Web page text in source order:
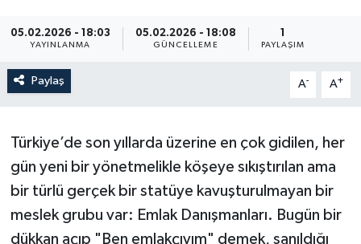
05.02.2026 - 18:03
YAYINLANMA
05.02.2026 - 18:08
GÜNCELLEME
1
PAYLAŞIM
Paylaş A- A+
​Türkiye’de son yıllarda üzerine en çok gidilen, her
gün yeni bir yönetmelikle köşeye sıkıştırılan ama
bir türlü gerçek bir statüye kavuşturulmayan bir
meslek grubu var: Emlak Danışmanları. Bugün bir
dükkan açıp "Ben emlakçıyım" demek, sanıldığı
Sağlık
Spor
Teknoloji